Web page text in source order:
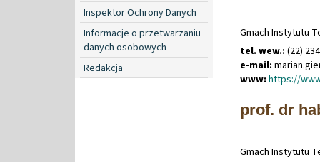
Inspektor Ochrony Danych
Informacje o przetwarzaniu
danych osobowych
Redakcja
Gmach Instytutu
tel. wew.: (22)
e-mail: marian.
www: https://
prof. dr
Gmach Instytutu